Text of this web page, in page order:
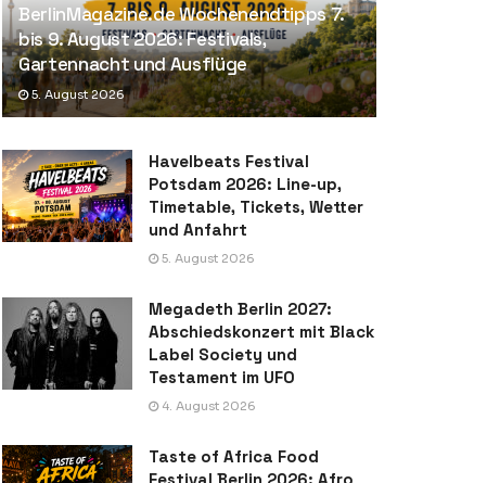
BerlinMagazine.de Wochenendtipps 7.
bis 9. August 2026: Festivals,
Gartennacht und Ausflüge
5. August 2026
Havelbeats Festival
Potsdam 2026: Line-up,
Timetable, Tickets, Wetter
und Anfahrt
5. August 2026
Megadeth Berlin 2027:
Abschiedskonzert mit Black
Label Society und
Testament im UFO
4. August 2026
Taste of Africa Food
Festival Berlin 2026: Afro